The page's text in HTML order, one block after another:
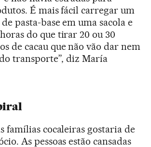
É mais fácil carregar um
pasta-base em uma sacola e
do que tirar 20 ou 30
de cacau que não vão dar nem
transporte”, diz María
famílias cocaleiras gostaria de
As pessoas estão cansadas